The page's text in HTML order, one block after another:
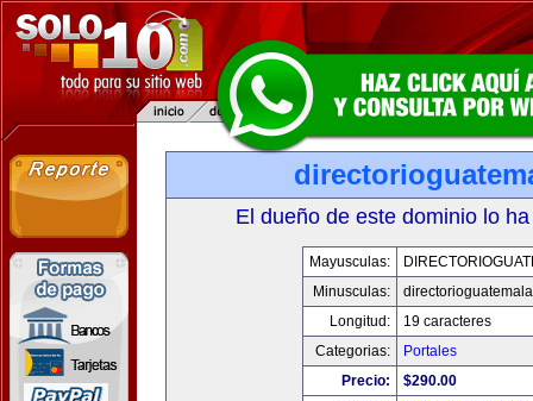
El dueño de este dominio lo
Mayusculas:
Minusculas:
Longitud:
19 caracteres
Categorias:
Portales
Precio:
$290.00